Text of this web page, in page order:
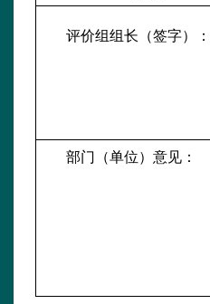
评价组组长（签字）：
部门（单位）意见：